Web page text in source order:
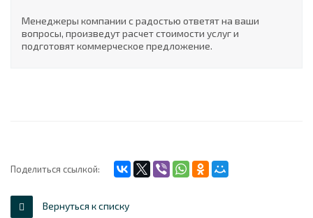
Менеджеры компании с радостью ответят на ваши
вопросы, произведут расчет стоимости услуг и
подготовят коммерческое предложение.
Поделиться ссылкой:
Вернуться к списку